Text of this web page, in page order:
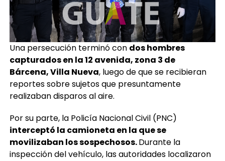
Una persecución terminó con dos hombres
capturados en la 12 avenida, zona 3 de
Bárcena, Villa Nueva, luego de que se recibieran
reportes sobre sujetos que presuntamente
realizaban disparos al aire.
Por su parte, la Policía Nacional Civil (PNC)
interceptó la camioneta en la que se
movilizaban los sospechosos.Durante la
inspección del vehículo, las autoridades localizaron